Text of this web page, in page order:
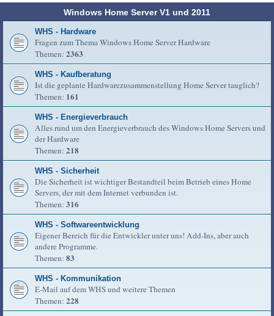
Windows Home Server V1 und 2011
WHS - Hardware
Fragen zum Thema Windows Home Server Hardware
Themen: 2363
WHS - Kaufberatung
Ist die geplante Hardwarezusammenstellung Home Server tauglich?
Themen: 161
WHS - Energieverbrauch
Alles rund um den Energieverbrauch des Windows Home Servers und
der Hardware
Themen: 218
WHS - Sicherheit
Die Sicherheit ist wichtiger Bestandteil beim Betrieb eines Home
Servers, der mit dem Internet verbunden ist.
Themen: 316
WHS - Softwareentwicklung
Eigener Bereich für die Entwickler unter uns! Add-Ins, aber auch
andere Programme.
Themen: 83
WHS - Kommunikation
E-Mail auf dem WHS und weitere Themen
Themen: 228